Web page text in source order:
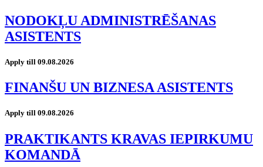
NODOKĻU ADMINISTRĒŠANAS
ASISTENTS
Apply till 09.08.2026
FINANŠU UN BIZNESA ASISTENTS
Apply till 09.08.2026
PRAKTIKANTS KRAVAS IEPIRKUMU
KOMANDĀ